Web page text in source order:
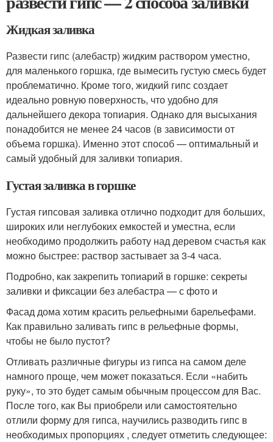
Жидкая заливка
Развести гипс (алебастр) жидким раствором уместно,
для маленького горшка, где вымесить густую смесь будет
проблематично. Кроме того, жидкий гипс создает
идеально ровную поверхность, что удобно для
дальнейшего декора топиария. Однако для высыхания
понадобится не менее 24 часов (в зависимости от
объема горшка). Именно этот способ — оптимальный и
самый удобный для заливки топиария.
Густая заливка в горшке
Густая гипсовая заливка отлично подходит для больших,
широких или неглубоких емкостей и уместна, если
необходимо продолжить работу над деревом счастья как
можно быстрее: раствор застывает за 3-4 часа.
Подробно, как закрепить топиарий в горшке: секреты
заливки и фиксации без алебастра — с фото и
Фасад дома хотим красить рельефными барельефами.
Как правильно заливать гипс в рельефные формы,
чтобы не было пустот?
Отливать различные фигуры из гипса на самом деле
намного проще, чем может показаться. Если «набить
руку», то это будет самым обычным процессом для Вас.
После того, как Вы приобрели или самостоятельно
отлили форму для гипса, научились разводить гипс в
необходимых пропорциях , следует отметить следующее: